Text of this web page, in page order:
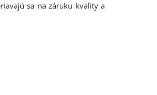
sa na záruku kvality a